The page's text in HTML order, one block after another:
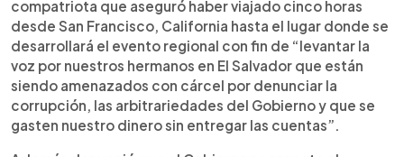
compatriota que aseguró haber viajado cinco horas
desde San Francisco, California hasta el lugar donde se
desarrollará el evento regional con fin de “levantar la
voz por nuestros hermanos en El Salvador que están
siendo amenazados con cárcel por denunciar la
corrupción, las arbitrariedades del Gobierno y que se
gasten nuestro dinero sin entregar las cuentas”.